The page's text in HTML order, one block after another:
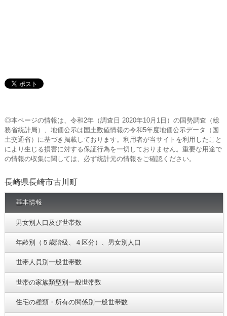
◎本ページの情報は、令和2年（調査日 2020年10月1日）の国勢調査（総
務省統計局）、地価公示は国土数値情報の令和5年度地価公示データ（国
土交通省）に基づき掲載しております。利用者が当サイトを利用したこと
により生じる損害に対する保証行為を一切しておりません。重要な用途で
の情報の収集に関しては、必ず統計元の情報をご確認ください。
長崎県長崎市古川町
基本情報
男女別人口及び世帯数
年齢別（５歳階級、４区分）、男女別人口
世帯人員別一般世帯数
世帯の家族類型別一般世帯数
住宅の種類・所有の関係別一般世帯数